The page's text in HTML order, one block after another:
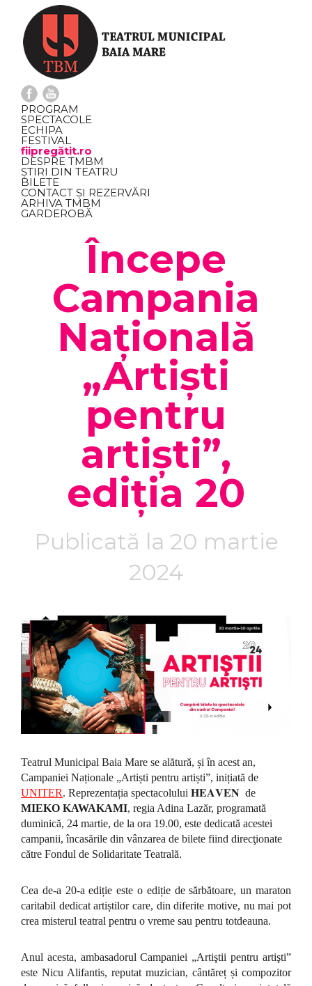
PROGRAM
SPECTACOLE
ECHIPA
FESTIVAL
fiipregătit.ro
DESPRE TMBM
ȘTIRI DIN TEATRU
BILETE
CONTACT ȘI REZERVĂRI
ARHIVA TMBM
GARDEROBĂ
Începe
Campania
Națională
„Artiști
pentru
artiști”,
ediția 20
Publicată la 20 martie
2024
Teatrul Municipal Baia Mare se alătură, și în acest an,
Campaniei Naționale „Artiști pentru artiști”, inițiată de
UNITER. Reprezentația spectacolului 𝐇𝐄𝐀𝐕𝐄𝐍 de
MIEKO KAWAKAMI, regia Adina Lazăr, programată
duminică, 24 martie, de la ora 19.00, este dedicată acestei
campanii, încasările din vânzarea de bilete fiind direcţionate
către Fondul de Solidaritate Teatrală.
Cea de-a 20-a ediție este o ediție de sărbătoare, un maraton
caritabil dedicat artiștilor care, din diferite motive, nu mai pot
crea misterul teatral pentru o vreme sau pentru totdeauna.
Anul acesta, ambasadorul Campaniei „Artiştii pentru artişti”
este Nicu Alifantis, reputat muzician, cântăreț și compozitor